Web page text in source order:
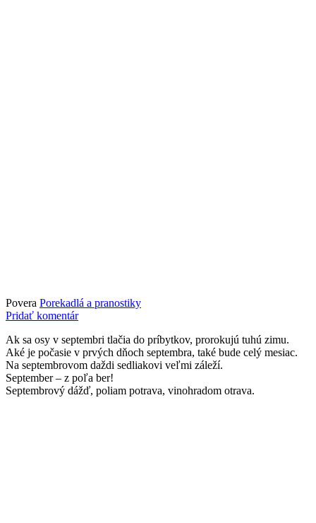
Povera Porekadlá a pranostiky
Pridať komentár
Ak sa osy v septembri tlačia do príbytkov, prorokujú tuhú zimu.
Aké je počasie v prvých dňoch septembra, také bude celý mesiac.
Na septembrovom daždi sedliakovi veľmi záleží.
September – z poľa ber!
Septembrový dážď, poliam potrava, vinohradom otrava.